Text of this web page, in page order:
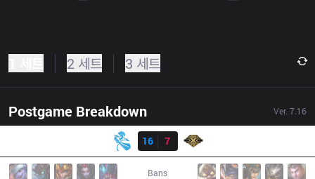
2 세트 3 세트
Postgame Breakdown Ver. 7.16
16
7
Bans